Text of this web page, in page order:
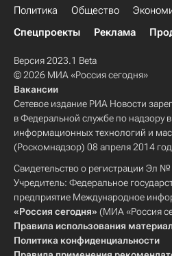
Политика Общество
Спецпроекты
Реклама
Версия 2023.1 Beta
© 2026 МИА «Россия сегодня»
Вакансии
Сетевое издание РИА Новости
в Федеральной службе по надзору
информационных технологий и
(Роскомнадзор) 08 апреля 2014
Свидетельство о регистрации Эл
Учредитель: Федеральное
предприятие Международное
«Россия сегодня» (МИА «Россия
Правила использования
Политика конфиденциальности